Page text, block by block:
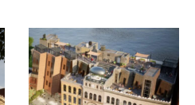
πολλαπλές
παραλλαγές.
Οι
επιλογές